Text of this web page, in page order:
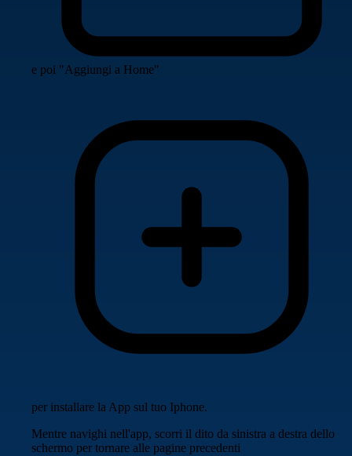
e poi "Aggiungi a Home"
per installare la App sul tuo Iphone.
Mentre navighi nell'app, scorri il dito da sinistra a destra dello
schermo per tornare alle pagine precedenti